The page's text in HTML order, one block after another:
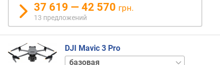
таких
н
т
и
37 619 — 42 570 грн.
13 предложений
DJI Mavic 3 Pro
Cine